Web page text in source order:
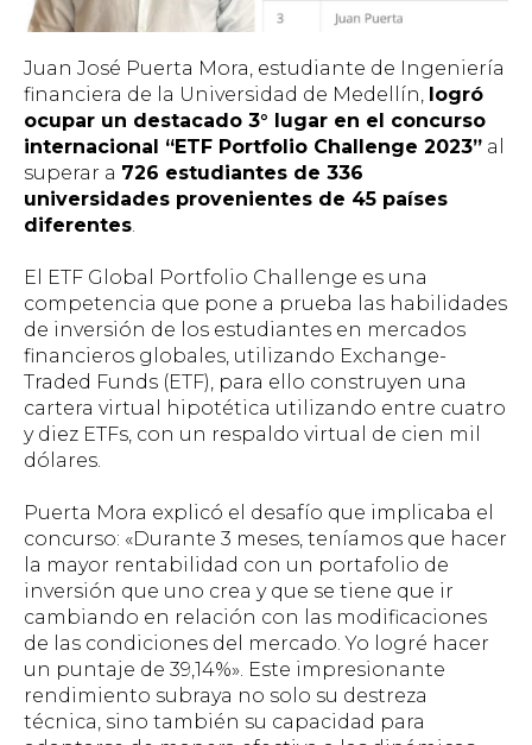
Juan José Puerta Mora, estudiante de Ingeniería
financiera de la Universidad de Medellín, logró
ocupar un destacado 3° lugar en el concurso
internacional “ETF Portfolio Challenge 2023” al
superar a 726 estudiantes de 336
universidades provenientes de 45 países
diferentes.
El ETF Global Portfolio Challenge es una
competencia que pone a prueba las habilidades
de inversión de los estudiantes en mercados
financieros globales, utilizando Exchange-
Traded Funds (ETF), para ello construyen una
cartera virtual hipotética utilizando entre cuatro
y diez ETFs, con un respaldo virtual de cien mil
dólares.
Puerta Mora explicó el desafío que implicaba el
concurso: «Durante 3 meses, teníamos que hacer
la mayor rentabilidad con un portafolio de
inversión que uno crea y que se tiene que ir
cambiando en relación con las modificaciones
de las condiciones del mercado. Yo logré hacer
un puntaje de 39,14%». Este impresionante
rendimiento subraya no solo su destreza
técnica, sino también su capacidad para